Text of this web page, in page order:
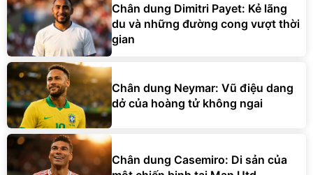
Chân dung Dimitri Payet: Kẻ lãng
du và những đường cong vượt thời
gian
Chân dung Neymar: Vũ điệu dang
dở của hoàng tử không ngai
Chân dung Casemiro: Di sản của